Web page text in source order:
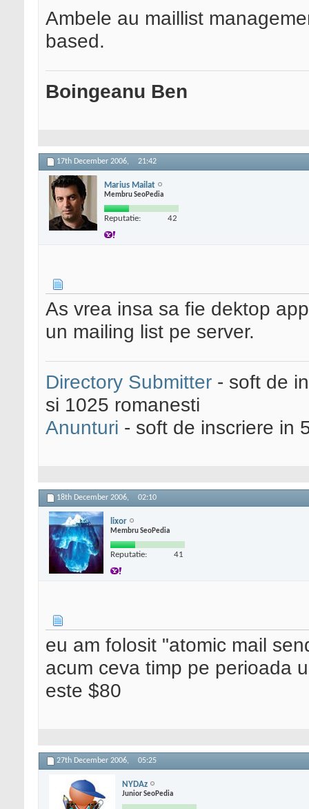
Ambele au maillist
based.
Boingeanu Ben
17th December 2006, 21:42
Marius Mailat
Membru SeoPedia
Reputatie: 42
As vrea insa sa fie dektop
un mailing list pe server.
Directory Submitter - soft de
si 1025 romanesti
Anunturi - soft de inscriere in
18th December 2006, 02:10
lixor
Membru SeoPedia
Reputatie: 41
eu am folosit "atomic mail
acum ceva timp pe perioada
este $80
27th December 2006, 05:25
NYDAz
Junior SeoPedia